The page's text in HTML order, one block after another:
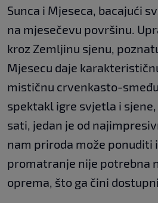
Sunca i Mjeseca, bacajući
na mjesečevu površinu.
kroz Zemljinu sjenu,
Mjesecu daje
mističnu crvenkasto-
spektakl igre svjetla i
sati, jedan je od
nam priroda može ponuditi
promatranje nije potrebna
oprema, što ga čini